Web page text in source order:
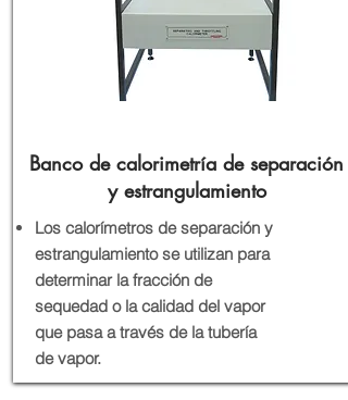
Banco de calorimetría de separación
y estrangulamiento
Los calorímetros de separación y
estrangulamiento se utilizan para
determinar la fracción de
sequedad o la calidad del vapor
que pasa a través de la tubería
de vapor.